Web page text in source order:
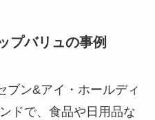
プバリュの事例
ブン&アイ・ホールディ
ドで、食品や日用品な